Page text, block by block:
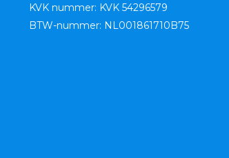
KVK nummer: KVK 54296579
BTW-nummer: NL001861710B75